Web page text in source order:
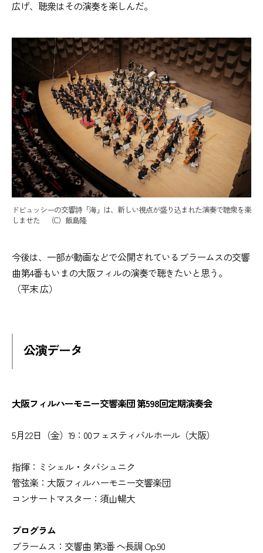
広げ、聴衆はその演奏を楽しんだ。
ドビュッシーの交響詩「海」は、新しい視点が盛り込まれた演奏で聴衆を楽
しませた （C）飯島隆
今後は、一部が動画などで公開されているブラームスの交響
曲第4番もいまの大阪フィルの演奏で聴きたいと思う。
（平末 広）
公演データ
大阪フィルハーモニー交響楽団 第598回定期演奏会
5月22日（金）19：00フェスティバルホール（大阪）
指揮：ミシェル・タバシュニク
管弦楽：大阪フィルハーモニー交響楽団
コンサートマスター：須山暢大
プログラム
ブラームス：交響曲 第3番 へ長調 Op.90